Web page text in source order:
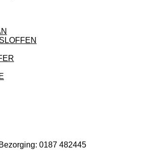
0187 482445